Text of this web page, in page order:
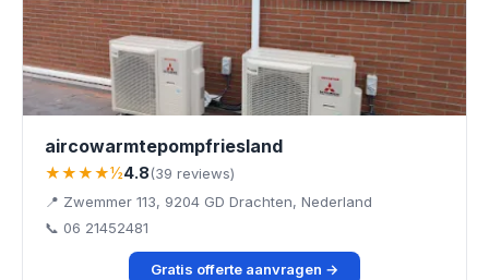
aircowarmtepompfriesland
★★★★½4.8(39 reviews)
📍 Zwemmer 113, 9204 GD Drachten, Nederland
📞 06 21452481
Gratis offerte aanvragen →